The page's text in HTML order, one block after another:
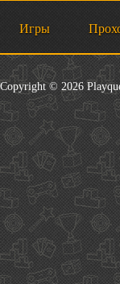
Игры
Copyright © 2026